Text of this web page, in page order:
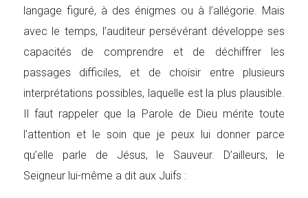
langage figuré, à des énigmes ou à l’allégorie. Mais
avec le temps, l’auditeur persévérant développe ses
capacités de comprendre et de déchiffrer les
passages difficiles, et de choisir entre plusieurs
interprétations possibles, laquelle est la plus plausible.
Il faut rappeler que la Parole de Dieu mérite toute
l’attention et le soin que je peux lui donner parce
qu’elle parle de Jésus, le Sauveur. D’ailleurs, le
Seigneur lui-même a dit aux Juifs :